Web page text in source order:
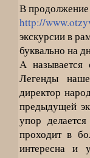
В продолжение
http://
экскурсии в
буквально на
А называется
Легенды
директор
предыдущей
упор
проходит в
интересна и